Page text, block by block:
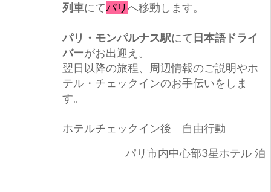
列車にてパリへ移動します。
パリ・モンパルナス駅にて 日本語ドライ
バーがお出迎え。
翌日以降の旅程、周辺情報のご説明やホ
テル・チェックインのお手伝いをしま
す。
ホテルチェックイン後 自由行動
パリ市内中心部3星ホテル 泊